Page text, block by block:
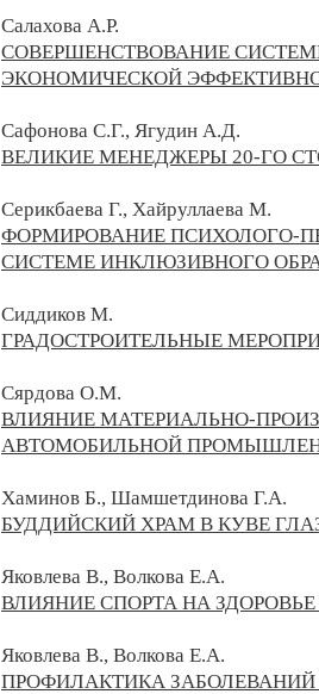
Салахова А.Р.
СОВЕРШЕНСТВОВАНИЕ
ЭКОНОМИЧЕСКОЙ
Сафонова С.Г., Ягудин А.Д.
ВЕЛИКИЕ МЕНЕДЖЕРЫ 20-ГО
Серикбаева Г., Хайруллаева М.
ФОРМИРОВАНИЕ ПСИХОЛОГО-
СИСТЕМЕ ИНКЛЮЗИВНОГО
Сиддиков М.
ГРАДОСТРОИТЕЛЬНЫЕ
Сярдова О.М.
ВЛИЯНИЕ МАТЕРИАЛЬНО-
АВТОМОБИЛЬНОЙ
Хаминов Б., Шамшетдинова Г.А.
БУДДИЙСКИЙ ХРАМ В КУВЕ
Яковлева В., Волкова Е.А.
ВЛИЯНИЕ СПОРТА НА
Яковлева В., Волкова Е.А.
ПРОФИЛАКТИКА ЗАБОЛЕВАНИЙ